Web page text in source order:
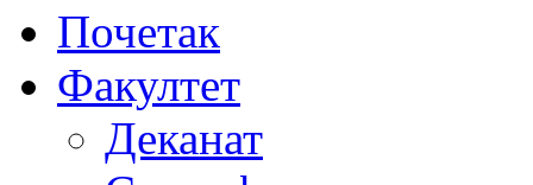
Почетак
Факултет
Деканат